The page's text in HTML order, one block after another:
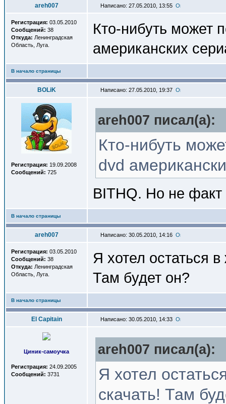
areh007 Написано: 27.05.2010, 13:55
Регистрация: 03.05.2010
Сообщений: 38
Откуда: Ленинградская
Область, Луга.
Кто-нибуть может
американских
В начало страницы
BOLiK Написано: 27.05.2010, 19:37
Регистрация: 19.09.2008
Сообщений: 725
areh007 писал(a):
Кто-нибуть
dvd
BITHQ. Но не факт
В начало страницы
areh007 Написано: 30.05.2010, 14:16
Регистрация: 03.05.2010
Сообщений: 38
Откуда: Ленинградская
Область, Луга.
Я хотел остаться
Там будет он?
В начало страницы
El Capitain Написано: 30.05.2010, 14:33
Циник-самоучка
Регистрация: 24.09.2005
Сообщений: 3731
areh007 писал(a):
Я хотел
скачать! Там